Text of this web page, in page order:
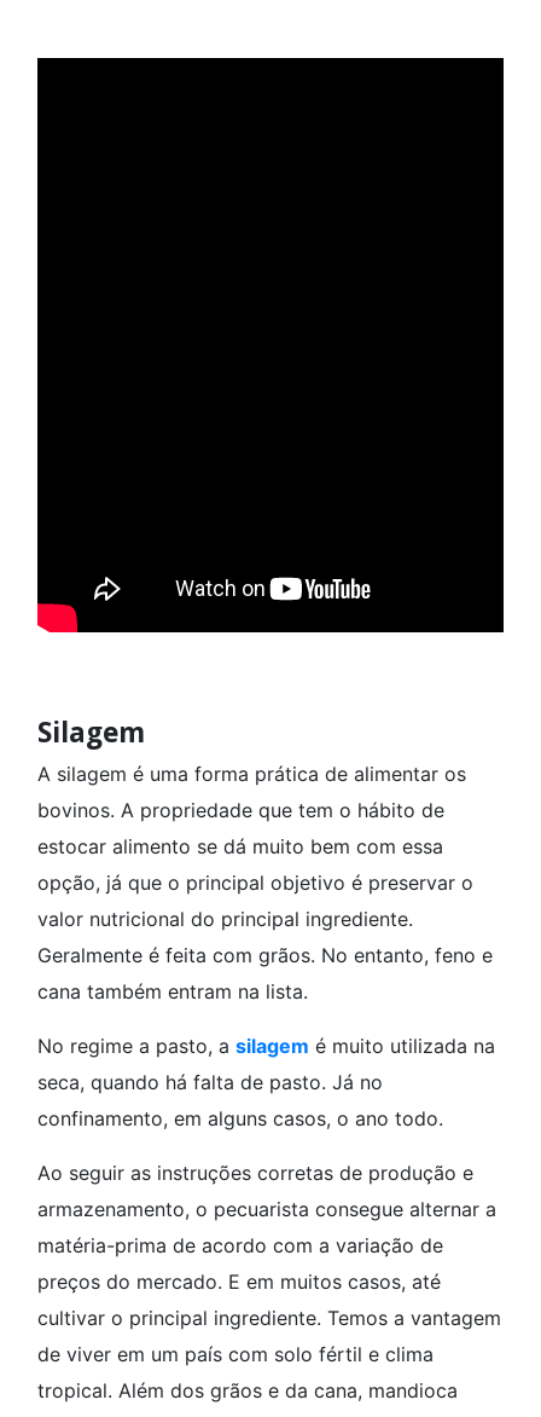
Silagem
A silagem é uma forma prática de alimentar os
bovinos. A propriedade que tem o hábito de
estocar alimento se dá muito bem com essa
opção, já que o principal objetivo é preservar o
valor nutricional do principal ingrediente.
Geralmente é feita com grãos. No entanto, feno e
cana também entram na lista.
No regime a pasto, a silagem é muito utilizada na
seca, quando há falta de pasto. Já no
confinamento, em alguns casos, o ano todo.
Ao seguir as instruções corretas de produção e
armazenamento, o pecuarista consegue alternar a
matéria-prima de acordo com a variação de
preços do mercado. E em muitos casos, até
cultivar o principal ingrediente. Temos a vantagem
de viver em um país com solo fértil e clima
tropical. Além dos grãos e da cana, mandioca